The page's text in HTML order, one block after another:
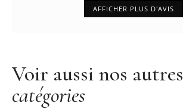
AFFICHER PLUS D'AVIS
Voir aussi nos autres
catégories